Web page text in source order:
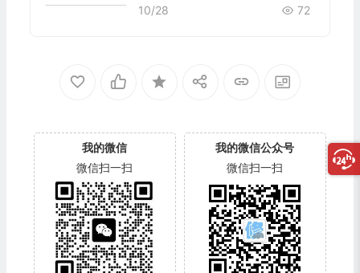
10/28 72
我的微信
微信扫一扫
我的微信公众号
微信扫一扫